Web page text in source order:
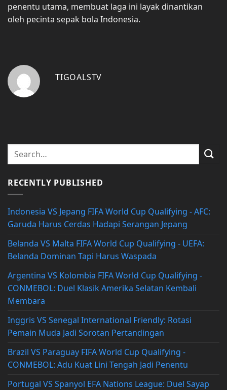
penentu utama, membuat laga ini layak dinantikan
oleh pecinta sepak bola Indonesia.
TIGOALSTV
RECENTLY PUBLISHED
Indonesia VS Jepang FIFA World Cup Qualifying - AFC:
Garuda Harus Cerdas Hadapi Serangan Jepang
Belanda VS Malta FIFA World Cup Qualifying - UEFA:
Belanda Dominan Tapi Harus Waspada
Argentina VS Kolombia FIFA World Cup Qualifying -
CONMEBOL: Duel Klasik Amerika Selatan Kembali
Membara
Inggris VS Senegal International Friendly: Rotasi
Pemain Muda Jadi Sorotan Pertandingan
Brazil VS Paraguay FIFA World Cup Qualifying -
CONMEBOL: Adu Kuat Lini Tengah Jadi Penentu
Portugal VS Spanyol EFA Nations League: Duel Sayap